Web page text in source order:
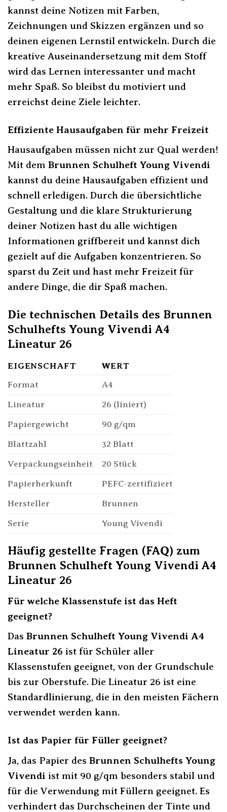
kannst deine Notizen mit Farben,
Zeichnungen und Skizzen ergänzen und so
deinen eigenen Lernstil entwickeln. Durch die
kreative Auseinandersetzung mit dem Stoff
wird das Lernen interessanter und macht
mehr Spaß. So bleibst du motiviert und
erreichst deine Ziele leichter.
Effiziente Hausaufgaben für mehr Freizeit
Hausaufgaben müssen nicht zur Qual werden!
Mit dem Brunnen Schulheft Young Vivendi
kannst du deine Hausaufgaben effizient und
schnell erledigen. Durch die übersichtliche
Gestaltung und die klare Strukturierung
deiner Notizen hast du alle wichtigen
Informationen griffbereit und kannst dich
gezielt auf die Aufgaben konzentrieren. So
sparst du Zeit und hast mehr Freizeit für
andere Dinge, die dir Spaß machen.
Die technischen Details des Brunnen
Schulhefts Young Vivendi A4
Lineatur 26
EIGENSCHAFT
WERT
Format
A4
Lineatur 26 (liniert)
Papiergewicht 90 g/qm
Blattzahl 32 Blatt
Verpackungseinheit 20 Stück
Papierherkunft PEFC-zertifiziert
Hersteller Brunnen
Serie Young Vivendi
Häufig gestellte Fragen (FAQ) zum
Brunnen Schulheft Young Vivendi A4
Lineatur 26
Für welche Klassenstufe ist das Heft
geeignet?
Das Brunnen Schulheft Young Vivendi A4
Lineatur 26 ist für Schüler aller
Klassenstufen geeignet, von der Grundschule
bis zur Oberstufe. Die Lineatur 26 ist eine
Standardlinierung, die in den meisten Fächern
verwendet werden kann.
Ist das Papier für Füller geeignet?
Ja, das Papier des Brunnen Schulhefts Young
Vivendi ist mit 90 g/qm besonders stabil und
für die Verwendung mit Füllern geeignet. Es
verhindert das Durchscheinen der Tinte und